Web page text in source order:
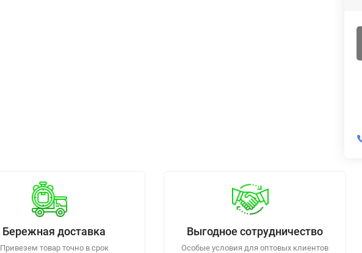
Бережная доставка
Привезем товар точно в срок
Выгодное сотрудничество
Особые условия для оптовых клиентов